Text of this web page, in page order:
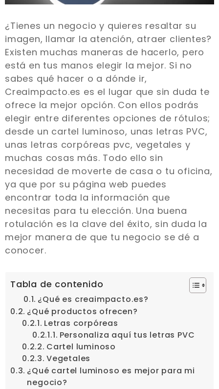
¿Tienes un negocio y quieres resaltar su
imagen, llamar la atención, atraer clientes?
Existen muchas maneras de hacerlo, pero
está en tus manos elegir la mejor. Si no
sabes qué hacer o a dónde ir,
Creaimpacto.es es el lugar que sin duda te
ofrece la mejor opción. Con ellos podrás
elegir entre diferentes opciones de rótulos;
desde un cartel luminoso, unas letras PVC,
unas letras corpóreas pvc, vegetales y
muchas cosas más. Todo ello sin
necesidad de moverte de casa o tu oficina,
ya que por su página web puedes
encontrar toda la información que
necesitas para tu elección. Una buena
rotulación es la clave del éxito, sin duda la
mejor manera de que tu negocio se dé a
conocer.
Tabla de contenido
¿Qué es creaimpacto.es?
¿Qué productos ofrecen?
Letras corpóreas
Personaliza aquí tus letras PVC
Cartel luminoso
Vegetales
¿Qué cartel luminoso es mejor para mi
negocio?